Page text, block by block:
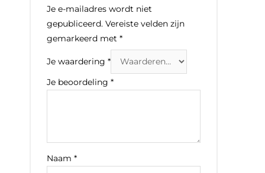
Je e-mailadres wordt niet
gepubliceerd. Vereiste velden zijn
gemarkeerd met*
Je waardering*
Je beoordeling*
Naam*